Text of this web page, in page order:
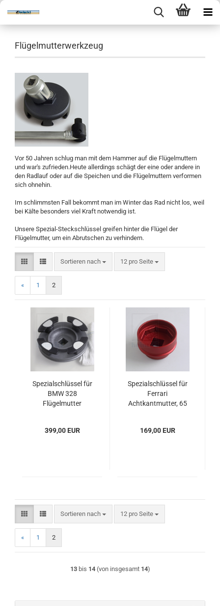
Flügelmutterwerkzeug
Vor 50 Jahren schlug man mit dem Hammer auf die Flügelmuttern
und war's zufrieden.Heute allerdings schägt der eine oder andere in
den Radlauf oder auf die Speichen und die Flügelmuttern verformen
sich ohnehin.
Im schlimmsten Fall bekommt man im Winter das Rad nicht los, weil
bei Kälte besonders viel Kraft notwendig ist.
Unsere Spezial-Steckschlüssel greifen hinter die Flügel der
Flügelmutter, um ein Abrutschen zu verhindern.
Sortieren nach
Sortieren nach 12 pro Seite
pro Seite
« 1 2
Spezialschlüssel für
BMW 328
Flügelmutter
399,00 EUR
Spezialschlüssel für
Ferrari
Achtkantmutter, 65
169,00 EUR
Sortieren nach
Sortieren nach 12 pro Seite
pro Seite
« 1 2
13bis 14(von insgesamt 14)